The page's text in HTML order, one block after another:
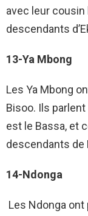
avec leur
descendants
13-Ya Mbong
Les Ya Mbong
Bisoo. Ils
est le Bassa, et
descendants de
14-Ndonga
Les Ndonga